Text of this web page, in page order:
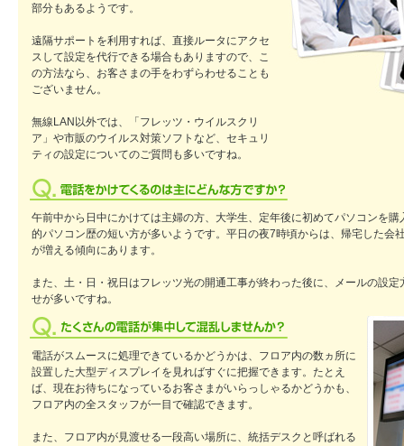
部分もあるようです。
遠隔サポートを利用すれば、直接ルータにアクセ
スして設定を代行できる場合もありますので、こ
の方法なら、お客さまの手をわずらわせることも
ございません。
無線LAN以外では、「フレッツ・ウイルスクリ
ア」や市販のウイルス対策ソフトなど、セキュリ
ティの設定についてのご質問も多いですね。
午前中から日中にかけては主婦の方、大学生、定年後に初めてパソコンを購
的パソコン歴の短い方が多いようです。平日の夜7時頃からは、帰宅した会
が増える傾向にあります。
また、土・日・祝日はフレッツ光の開通工事が終わった後に、メールの設
せが多いですね。
電話がスムースに処理できているかどうかは、フロア内の数ヵ所に
設置した大型ディスプレイを見ればすぐに把握できます。たとえ
ば、現在お待ちになっているお客さまがいらっしゃるかどうかも、
フロア内の全スタッフが一目で確認できます。
また、フロア内が見渡せる一段高い場所に、統括デスクと呼ばれる